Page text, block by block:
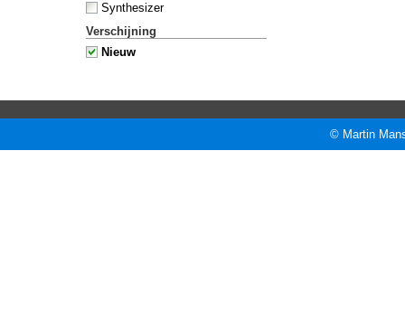
Synthesizer
Verschijning
Nieuw
© Martin